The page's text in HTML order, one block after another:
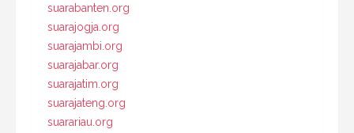
suarabanten.org
suarajogja.org
suarajambi.org
suarajabar.org
suarajatim.org
suarajateng.org
suarariau.org